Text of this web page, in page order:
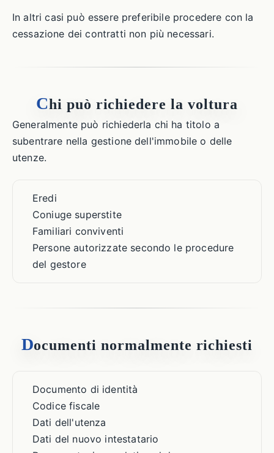
In altri casi può essere preferibile procedere con la
cessazione dei contratti non più necessari.
Chi può richiedere la voltura
Generalmente può richiederla chi ha titolo a
subentrare nella gestione dell'immobile o delle
utenze.
Eredi
Coniuge superstite
Familiari conviventi
Persone autorizzate secondo le procedure
del gestore
Documenti normalmente richiesti
Documento di identità
Codice fiscale
Dati dell'utenza
Dati del nuovo intestatario